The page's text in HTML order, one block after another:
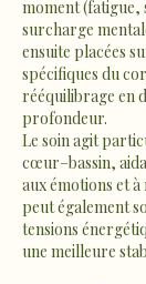
moment (fatigue,
surcharge
ensuite placées
spécifiques du
rééquilibrage en
profondeur.
Le soin agit
cœur–bassin,
aux émotions et
peut également
tensions
une meilleure